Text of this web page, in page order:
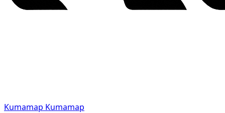
Kumamap Kumamap